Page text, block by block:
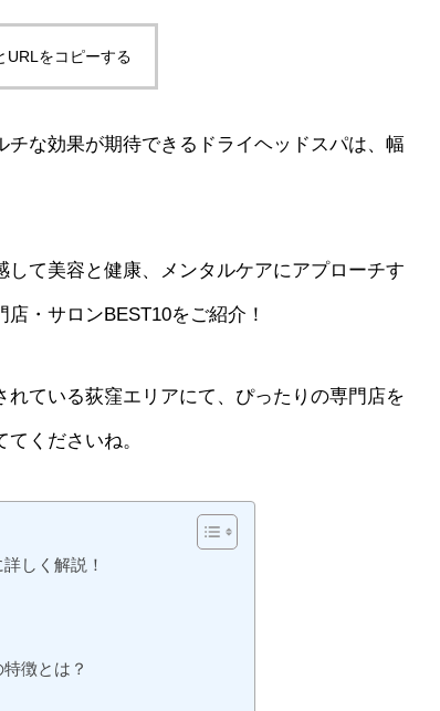
URLをコピーする
な効果が期待できるドライヘッドスパは、幅
て美容と健康、メンタルケアにアプローチす
・サロンBEST10をご紹介！
ている荻窪エリアにて、ぴったりの専門店を
くださいね。
しく解説！
徴とは？